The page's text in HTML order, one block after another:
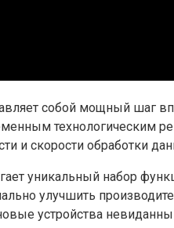
собой мощный шаг
технологическим
и скорости обработки
уникальный набор
улучшить
устройства